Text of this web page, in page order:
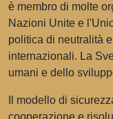
è membro di molte
Nazioni Unite e
politica di neutralità
internazionali. La
umani e dello
Il modello di
cooperazione e